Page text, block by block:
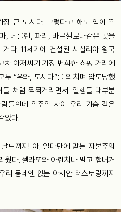
장 큰 도시다. 그렇다고 해도 입이 떡
, 베를린, 파리, 바르셀로나같은 곳을
다. 11세기에 건설된 시칠리아 왕국
차 아저씨가 가장 번화한 쇼핑 거리에
“우와, 도시다”를 외치며 압도당했
처럼 찍찍거리면서. 일행들 대부분
들인데 일주일 사이 우리 가슴 깊은
았다.
드까지! 아, 얼마만에 맡는 자본주의
웠다. 젤라또와 아란치나 말고 햄버거
리 동네엔 없는 아시안 레스토랑까지